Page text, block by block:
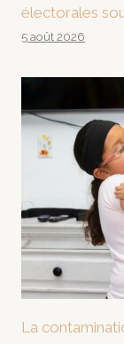
électorales
5 août 2026
La